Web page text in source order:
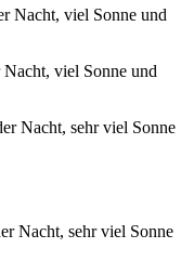
Nacht, viel Sonne und
Nacht, viel Sonne und
Nacht, sehr viel Sonne
Nacht, sehr viel Sonne